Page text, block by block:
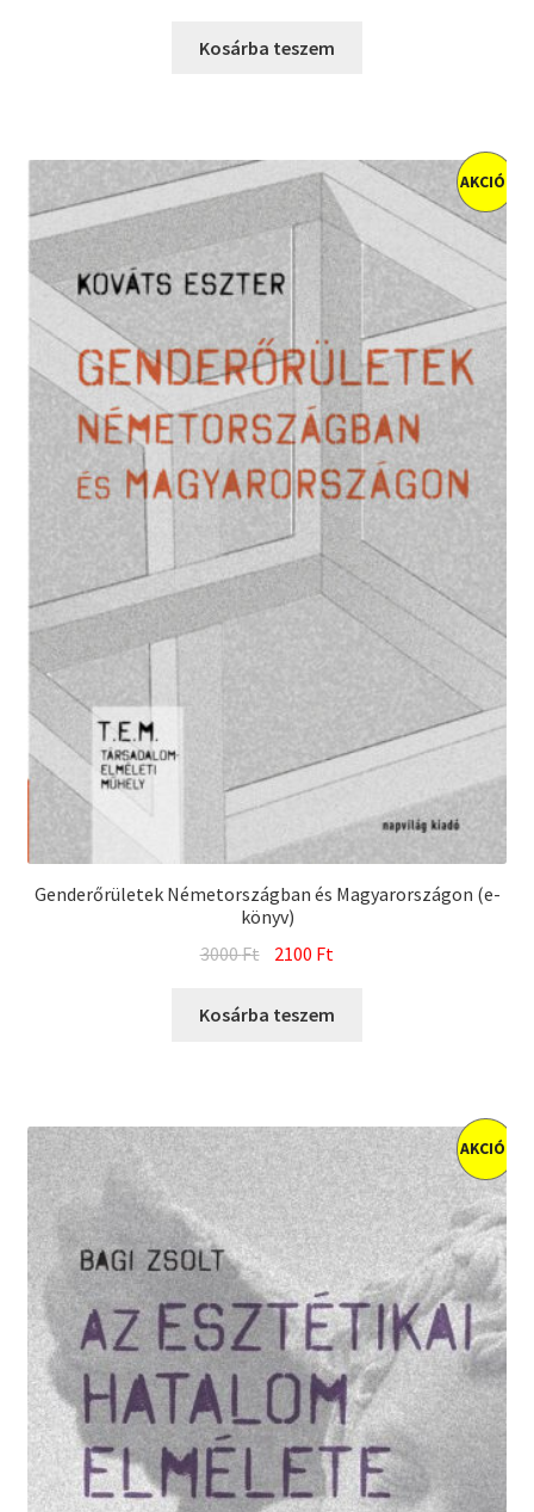
was:
is:
Kosárba teszem
Genderőrületek Németországban és Magyarországon (e-
könyv)
AKCIÓ!
3000Ft Original
was:
2100 Ft
is:
Kosárba teszem
AKCIÓ!